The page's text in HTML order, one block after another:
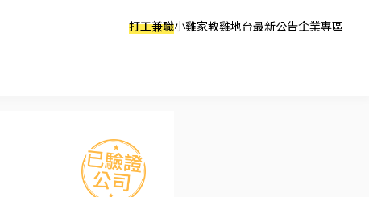
打工兼職小雞家教雞地台最新公告企業專區